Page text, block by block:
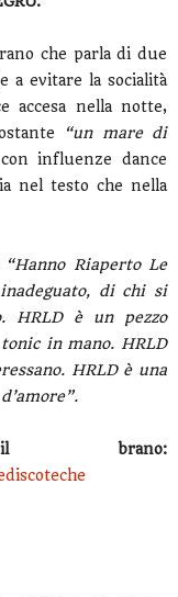
che parla di due
a evitare la socialità
accesa nella notte,
“un mare di
influenze dance
nel testo che nella
“Hanno Riaperto Le
di chi si
HRLD è un pezzo
in mano. HRLD
HRLD è una
brano: